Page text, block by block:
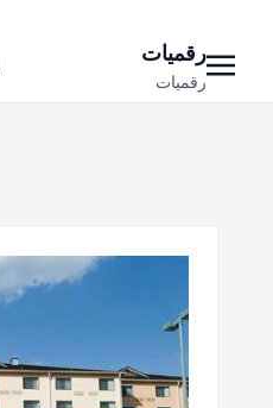
content
رقميات
رقميات